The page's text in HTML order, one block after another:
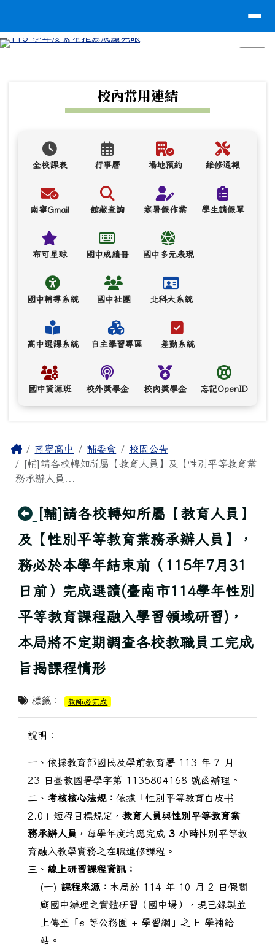
校內常用連結
全校課表 行事曆 場地預約 維修通報
南寧Gmail 館藏查詢 寒暑假作業 學生請假單
布可星球 國中成績冊 國中多元表現
國中輔導系統 國中社團 北科大系統
高中選課系統 自主學習專區 差勤系統
國中資源班 校外獎學金 校內獎學金 忘記OpenID
主內容區域
Home南寧高中 輔委會
校園公告
[輔]請各校轉知所屬【教育人員】及【性別平等教育業
務承辦人員...
回上頁
[輔]請各校轉知所屬【教育人員】
及【性別平等教育業務承辦人員】，
務必於本學年結束前（115年7月31
日前）完成選讀(臺南市114學年性別
平等教育課程融入學習領域研習)，
本局將不定期調查各校教職員工完成
旨揭課程情形
標籤： 教師必完成
說明：
一、依據教育部國民及學前教育署 113 年 7 月
23 日臺教國署學字第 1135804168 號函辦理。
二、 考核核心法規： 依據「性別平等教育白皮书
2.0」短程目標規定， 教育人員與性別平等教育業
務承辦人員 ，每學年度均應完成 3 小時性別平等教
育融入教學實務之在職進修課程。
三、 線上研習課程資訊：
(一) 課程來源： 本局於 114 年 10 月 2 日假關
廟國中辦理之實體研習（國中場），現已錄製並
上傳至「e 等公務園 + 學習網」之 E 學補給
站。